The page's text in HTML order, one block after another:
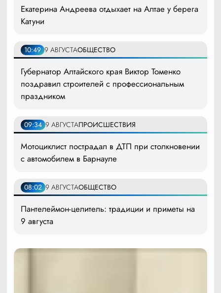
Екатерина Андреева отдыхает на Алтае у берега
Катуни
10:49 9 АВГУСТАОБЩЕСТВО
Губернатор Алтайского края Виктор Томенко
поздравил строителей с профессиональным
праздником
09:34 9 АВГУСТАПРОИСШЕСТВИЯ
Мотоциклист пострадал в ДТП при столкновении
с автомобилем в Барнауле
08:02 9 АВГУСТАОБЩЕСТВО
Пантелеймон-целитель: традиции и приметы на
9 августа